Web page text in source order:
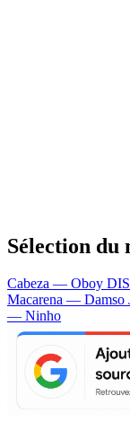
Sélection du
Cabeza — Oboy
Macarena — Damso
— Ninho